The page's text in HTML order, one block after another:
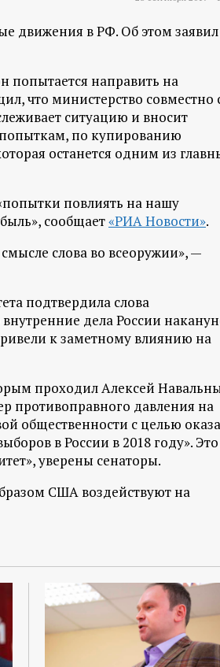
движения в РФ. Об этом заявил
попытается направить на
что министерство совместно
ситуацию и вносит
по купированию
останется одним из
повлиять на нашу
сообщает«РИА Новости».
слова во всеоружии», —
подтвердила слова
дела России
к заметному влиянию на
проходил Алексей
противоправного давления на
общественности с целью
в России в 2018 году». Это
уверены сенаторы.
США воздействуют на